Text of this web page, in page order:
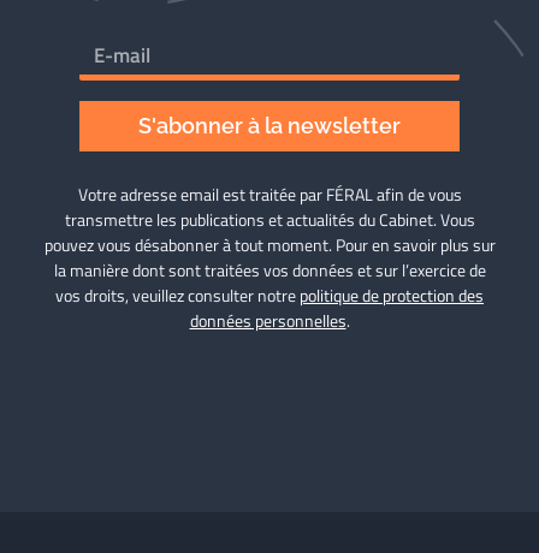
S'abonner à la newsletter
Votre adresse email est traitée par FÉRAL afin de vous
transmettre les publications et actualités du Cabinet. Vous
pouvez vous désabonner à tout moment. Pour en savoir plus sur
la manière dont sont traitées vos données et sur l’exercice de
vos droits, veuillez consulter notrepolitique de protection des
données personnelles.